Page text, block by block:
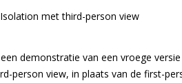
demonstratie van een vroege
person view, in plaats van de first-